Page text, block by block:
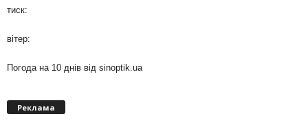
тиск:
вітер:
Погода на 10 днів від sinoptik.ua
Реклама